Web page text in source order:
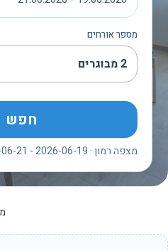
מספר אורחים
2 מבוגרים
חפש
מצפה רמון · 2026-06-19 - 2026-06-21 · 2 מבוגרים